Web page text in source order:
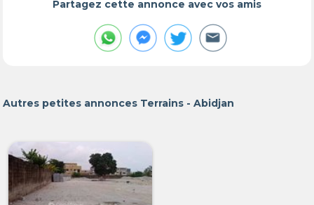
Partagez cette annonce avec vos amis
Autres petites annonces Terrains - Abidjan